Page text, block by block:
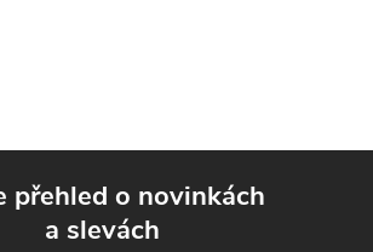
přehled o novinkách
a slevách